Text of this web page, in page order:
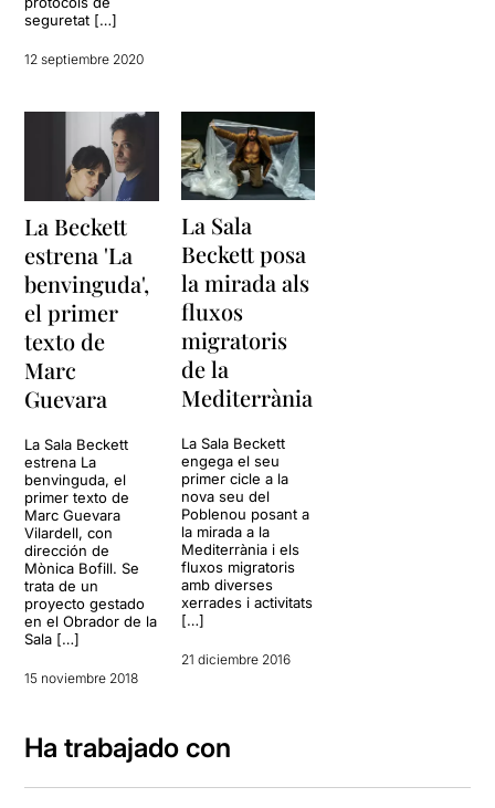
seguretat […]
12 septiembre 2020
La Beckett
estrena 'La
benvinguda',
el primer
texto de
Marc
Guevara
La Sala Beckett
estrena La
benvinguda, el
primer texto de
Marc Guevara
Vilardell, con
dirección de
Mònica Bofill. Se
trata de un
proyecto gestado
en el Obrador de la
Sala […]
15 noviembre 2018
La Sala
Beckett posa
la mirada als
fluxos
migratoris
de la
Mediterrània
La Sala Beckett
engega el seu
primer cicle a la
nova seu del
Poblenou posant a
la mirada a la
Mediterrània i els
fluxos migratoris
amb diverses
xerrades i activitats
[…]
21 diciembre 2016
Ha trabajado con